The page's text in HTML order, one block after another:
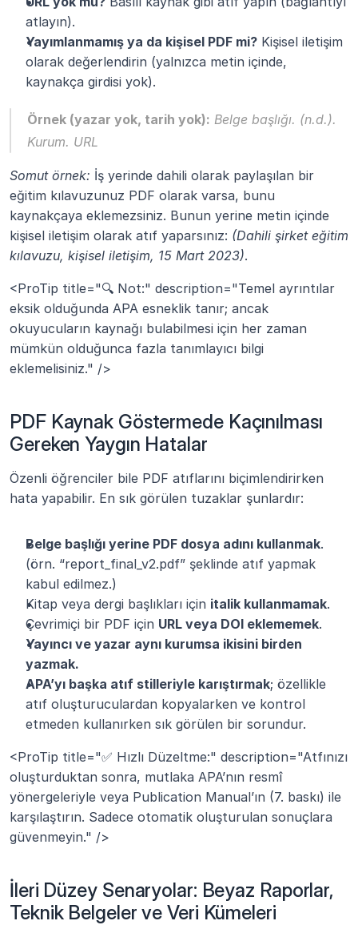
atlayın).
Yayımlanmamış ya da kişisel PDF mi? Kişisel iletişim
olarak değerlendirin (yalnızca metin içinde,
kaynakça girdisi yok).
Örnek (yazar yok, tarih yok): Belge başlığı. (n.d.).
Kurum. URL
Somut örnek: İş yerinde dahili olarak paylaşılan bir
eğitim kılavuzunuz PDF olarak varsa, bunu
kaynakçaya eklemezsiniz. Bunun yerine metin içinde
kişisel iletişim olarak atıf yaparsınız: (Dahili şirket eğitim
kılavuzu, kişisel iletişim, 15 Mart 2023).
<ProTip title="🔍 Not:" description="Temel ayrıntılar
eksik olduğunda APA esneklik tanır; ancak
okuyucuların kaynağı bulabilmesi için her zaman
mümkün olduğunca fazla tanımlayıcı bilgi
eklemelisiniz." />
PDF Kaynak Göstermede Kaçınılması
Gereken Yaygın Hatalar
Özenli öğrenciler bile PDF atıflarını biçimlendirirken
hata yapabilir. En sık görülen tuzaklar şunlardır:
Belge başlığı yerine PDF dosya adını kullanmak.
(örn. “report_final_v2.pdf” şeklinde atıf yapmak
kabul edilmez.)
Kitap veya dergi başlıkları için italik kullanmamak.
Çevrimiçi bir PDF için URL veya DOI eklememek.
Yayıncı ve yazar aynı kurumsa ikisini birden
yazmak.
APA’yı başka atıf stilleriyle karıştırmak; özellikle
atıf oluşturuculardan kopyalarken ve kontrol
etmeden kullanırken sık görülen bir sorundur.
<ProTip title="✅ Hızlı Düzeltme:" description="Atfınızı
oluşturduktan sonra, mutlaka APA’nın resmî
yönergeleriyle veya Publication Manual’ın (7. baskı) ile
karşılaştırın. Sadece otomatik oluşturulan sonuçlara
güvenmeyin." />
İleri Düzey Senaryolar: Beyaz Raporlar,
Teknik Belgeler ve Veri Kümeleri